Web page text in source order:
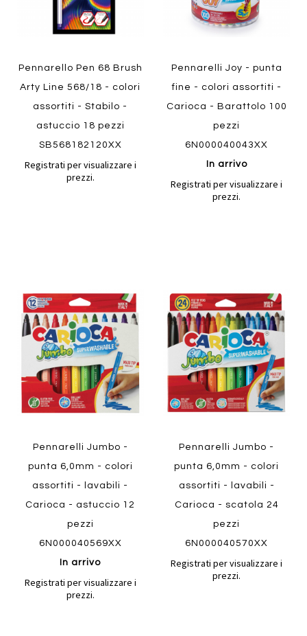
Pennarello Pen 68 Brush
Arty Line 568/18 - colori
assortiti - Stabilo -
astuccio 18 pezzi
SB568182120XX
Registrati per visualizzare i
prezzi.
Quickview
Pennarelli Joy - punta
fine - colori assortiti -
Carioca - Barattolo 100
pezzi
6N000040043XX
In arrivo
Registrati per visualizzare i
prezzi.
Quickview
Aggiungi
ai
preferiti
al
confronto
Pennarelli Jumbo -
punta 6,0mm - colori
assortiti - lavabili -
Carioca - astuccio 12
pezzi
6N000040569XX
In arrivo
Registrati per visualizzare i
prezzi.
Aggiungi
ai
preferiti
al
Pennarelli Jumbo -
punta 6,0mm - colori
assortiti - lavabili -
Carioca - scatola 24
pezzi
6N000040570XX
Registrati per visualizzare i
prezzi.